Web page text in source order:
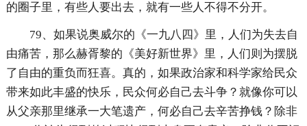
的圈子里，有些人要出去，就有一些人不得不分开。
79、如果说奥威尔的《一九八四》里，人们为失去自
由痛苦，那么赫胥黎的《美好新世界》里，人们则为摆脱
了自由的重负而狂喜。真的，如果政治家和科学家给民众
带来如此丰盛的快乐，民众何必自己去斗争？就像你可以
从父亲那里继承一大笔遗产，何必自己去辛苦挣钱？除非